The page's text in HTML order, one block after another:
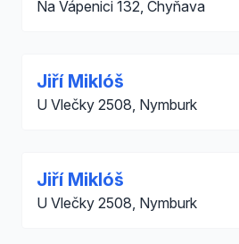
Na Vápenici 132, Chyňava
Jiří Miklóš
U Vlečky 2508, Nymburk
Jiří Miklóš
U Vlečky 2508, Nymburk